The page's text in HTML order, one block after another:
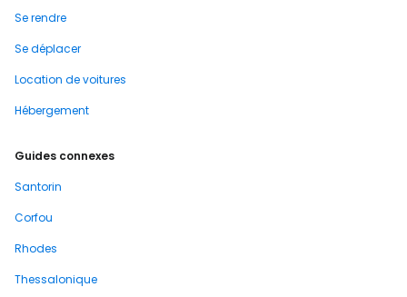
Se rendre
Se déplacer
Location de voitures
Hébergement
Guides connexes
Santorin
Corfou
Rhodes
Thessalonique